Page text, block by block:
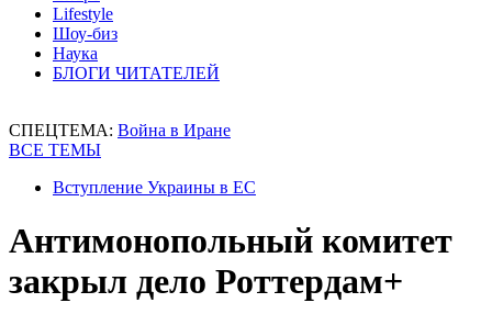
Lifestyle
Шоу-биз
Наука
БЛОГИ ЧИТАТЕЛЕЙ
СПЕЦТЕМА: Война в Иране
ВСЕ ТЕМЫ
Вступление Украины в ЕС
Антимонопольный комитет
закрыл дело Роттердам+